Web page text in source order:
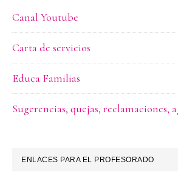
Canal Youtube
Carta de servicios
Educa Familias
Sugerencias, quejas, reclamaciones,
ENLACES PARA EL PROFESORADO